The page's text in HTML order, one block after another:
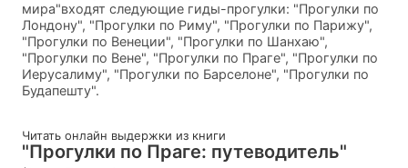
мира"входят следующие гиды-прогулки: "Прогулки по
Лондону", "Прогулки по Риму", "Прогулки по Парижу",
"Прогулки по Венеции", "Прогулки по Шанхаю",
"Прогулки по Вене", "Прогулки по Праге", "Прогулки по
Иерусалиму", "Прогулки по Барселоне", "Прогулки по
Будапешту".
Читать онлайн выдержки из книги
"Прогулки по Праге: путеводитель"